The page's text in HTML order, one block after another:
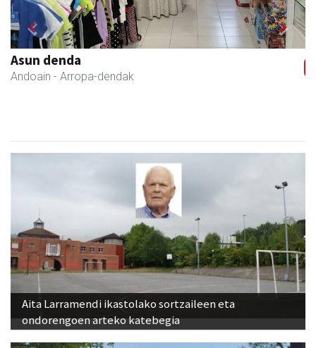
Asun denda
Andoain - Arropa-dendak
Previous Next
Aita Larramendi ikastolako sortzaileen eta
ondorengoen arteko katebegia